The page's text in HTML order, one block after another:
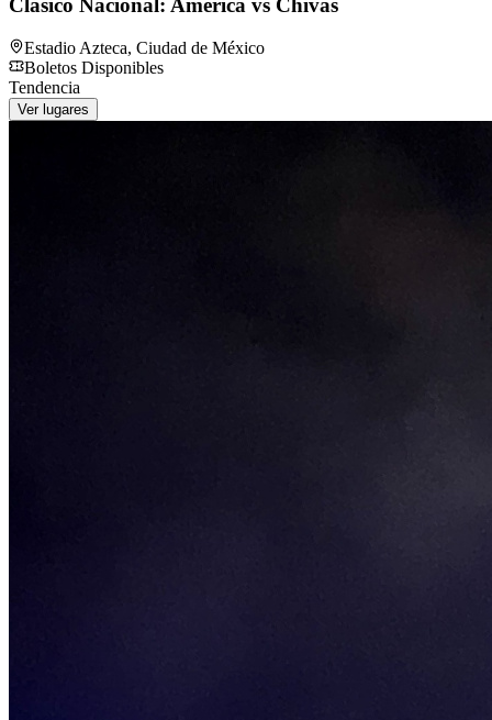
Clásico Nacional: America vs Chivas
Estadio Azteca, Ciudad de México
Boletos Disponibles
Tendencia
Ver lugares